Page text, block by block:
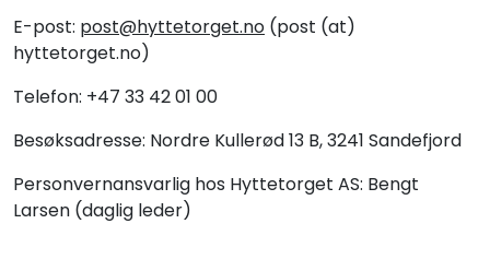
E-post: post@hyttetorget.no (post (at)
hyttetorget.no)
Telefon: +47 33 42 01 00
Besøksadresse: Nordre Kullerød 13 B, 3241 Sandefjord
Personvernansvarlig hos Hyttetorget AS: Bengt
Larsen (daglig leder)